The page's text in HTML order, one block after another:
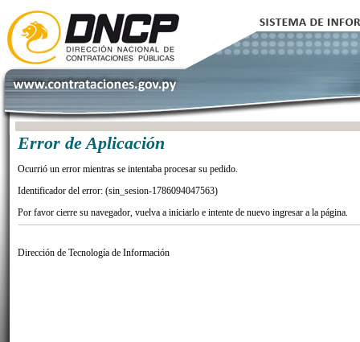
Error de Aplicación
Ocurrió un error mientras se intentaba procesar su pedido.
Identificador del error: (sin_sesion-1786094047563)
Por favor cierre su navegador, vuelva a iniciarlo e intente de nuevo ingresar a la página.
Dirección de Tecnología de Información